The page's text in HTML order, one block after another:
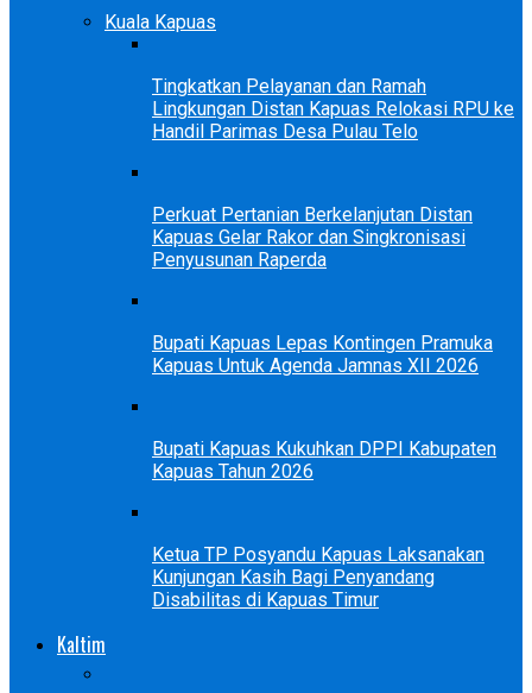
Kuala Kapuas
Tingkatkan Pelayanan dan Ramah
Lingkungan Distan Kapuas Relokasi RPU ke
Handil Parimas Desa Pulau Telo
Perkuat Pertanian Berkelanjutan Distan
Kapuas Gelar Rakor dan Singkronisasi
Penyusunan Raperda
Bupati Kapuas Lepas Kontingen Pramuka
Kapuas Untuk Agenda Jamnas XII 2026
Bupati Kapuas Kukuhkan DPPI Kabupaten
Kapuas Tahun 2026
Ketua TP Posyandu Kapuas Laksanakan
Kunjungan Kasih Bagi Penyandang
Disabilitas di Kapuas Timur
Kaltim